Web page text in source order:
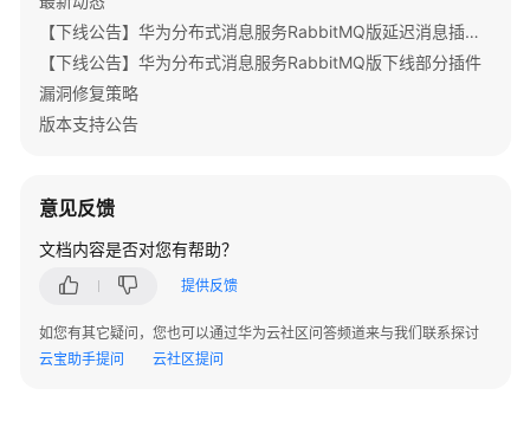
品
介
绍
计
快
门
【下线公告】华为分布式消息服务RabbitMQ版延迟消息插件下线公告
【下线公告】华为分布式消息服务RabbitMQ版下线部分插件
漏洞修复策略
版本支持公告
意见反馈
文档内容是否对您有帮助？
提供反馈
如您有其它疑问，您也可以通过华为云社区问答频道来与我们联系探讨
云宝助手提问
云社区提问